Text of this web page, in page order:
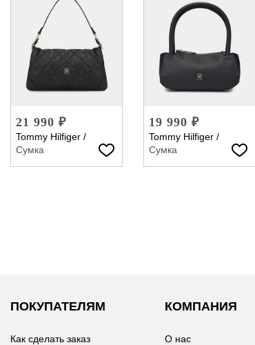
21 990 ₽
Tommy Hilfiger /
Сумка
19 990 ₽
Tommy Hilfiger /
Сумка
ПОКУПАТЕЛЯМ
Как сделать заказ
КОМПАНИЯ
О нас